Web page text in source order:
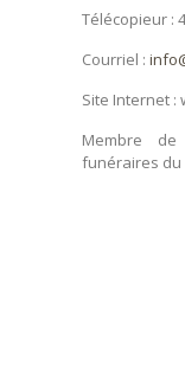
Télécopieur :
Courriel :
Site Internet :
Membre
funéraires du